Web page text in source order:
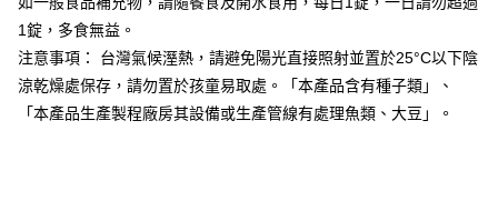
1.本服務由台灣大哥大提供，台灣大哥大用戶可立即使用無須另外申請。
2.付款方式選擇「大哥付你分期」，訂單成立後會自動跳轉到大哥付的交易
流程，驗證手機門號後，選擇欲分期的期數、繳款截止日，確認付款後即完
成交易。
3.實際核准額度、可分期數及費用金額請依後續交易確認頁面所載為準。
AFTEE先享後付
相關說明
【關於「AFTEE先享後付」】
AFTEE先享後付是「在收到商品之後才付款」的支付方式。 讓您購物簡單
ATM付款
1錠，多食無益。
注意事項： 台灣氣候溼熱，請避免陽光直接照射並置於25°C以下陰
涼乾燥處保存，請勿置於孩童易取處。「本產品含有種子類」、
「本產品生產製程廠房其設備或生產管線有處理魚類、大豆」。